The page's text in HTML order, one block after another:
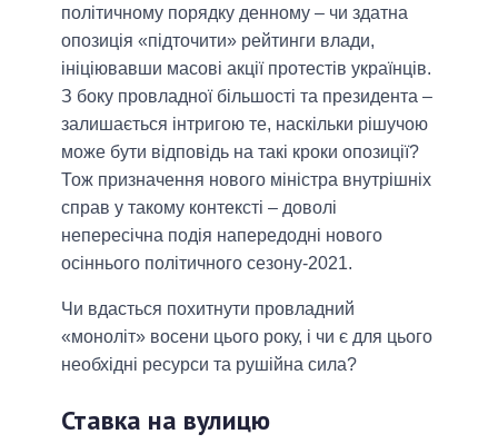
політичному порядку денному ‒ чи здатна
опозиція «підточити» рейтинги влади,
ініціювавши масові акції протестів українців.
З боку провладної більшості та президента –
залишається інтригою те, наскільки рішучою
може бути відповідь на такі кроки опозиції?
Тож призначення нового міністра внутрішніх
справ у такому контексті – доволі
непересічна подія напередодні нового
осіннього політичного сезону-2021.
Чи вдасться похитнути провладний
«моноліт» восени цього року, і чи є для цього
необхідні ресурси та рушійна сила?
Ставка на вулицю